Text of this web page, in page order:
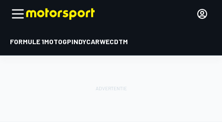
FORMULE 1MOTOGPINDYCARWECDTM